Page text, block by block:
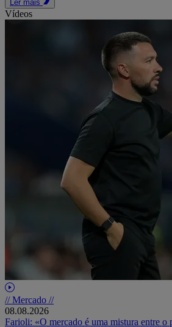
Ler mais
Vídeos
// Mercado //
08.08.2026
Farioli: «O mercado é uma mistura entre o